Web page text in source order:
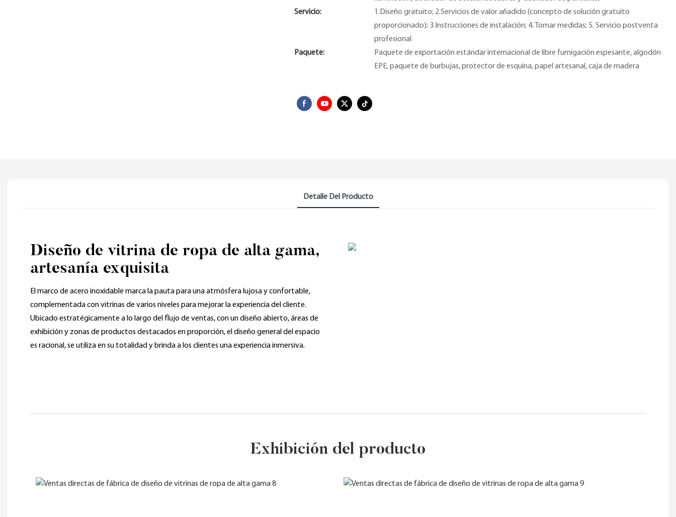
Servicio:
1.Diseño gratuito; 2.Servicios de valor añadido (concepto de solución gratuito
proporcionado); 3.Instrucciones de instalación; 4. Tomar medidas; 5. Servicio postventa
profesional
Paquete:
Paquete de exportación estándar internacional de libre fumigación espesante, algodón
EPE, paquete de burbujas, protector de esquina, papel artesanal, caja de madera
Detalle Del Producto
Diseño de vitrina de ropa de alta gama,
artesanía exquisita
El marco de acero inoxidable marca la pauta para una atmósfera lujosa y confortable,
complementada con vitrinas de varios niveles para mejorar la experiencia del cliente.
Ubicado estratégicamente a lo largo del flujo de ventas, con un diseño abierto, áreas de
exhibición y zonas de productos destacados en proporción, el diseño general del espacio
es racional, se utiliza en su totalidad y brinda a los clientes una experiencia inmersiva.
Exhibición del producto